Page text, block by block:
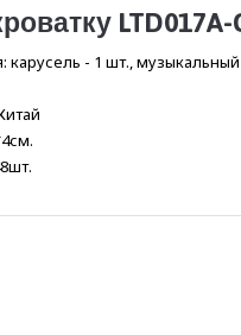
LTD017A-
карусель - 1 шт.,